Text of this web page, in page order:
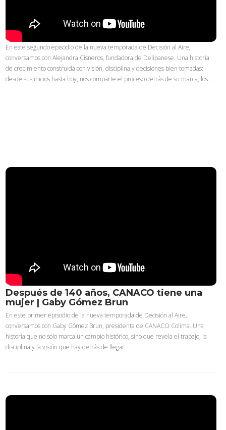
En este segundo episodio de la nueva temporada de Decisión al Aire,
conversamos con Alejandra Cisneros, fundadora de Delipanese. Una historia
de crecimiento construida con visión, disciplina y decisiones bien tomadas;
desde sus inicios hasta hoy, nos comparte el proceso detrás de su marca, los…
Después de 140 años, CANACO tiene una
mujer | Gaby Gómez Brun
En este primer episodio de la nueva temporada de Decisión al Aire,
conversamos con Gaby Gómez Brun, presidenta de CANACO Colima. Una
historia que no solo marca un cambio histórico, sino que revela el trabajo, la
disciplina y la visión que hay detrás de llegar…